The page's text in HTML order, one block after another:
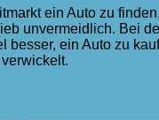
ein Auto zu
unvermeidlich. Bei
ein Auto zu